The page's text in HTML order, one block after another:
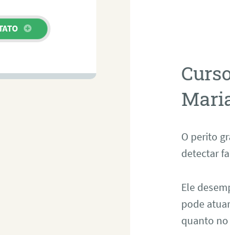
O perito
detectar
Ele
pode
quanto